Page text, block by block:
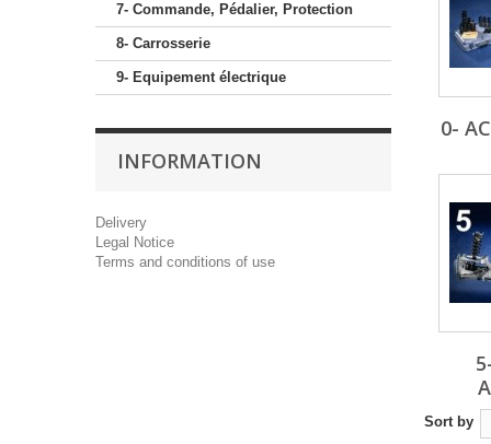
7- Commande, Pédalier, Protection
8- Carrosserie
9- Equipement électrique
INFORMATION
Delivery
Legal Notice
Terms and conditions of use
0-
Sort by